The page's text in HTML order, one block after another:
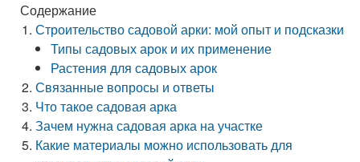
Содержание
Строительство садовой арки: мой опыт и подсказки
Типы садовых арок и их применение
Растения для садовых арок
Связанные вопросы и ответы
Что такое садовая арка
Зачем нужна садовая арка на участке
Какие материалы можно использовать для